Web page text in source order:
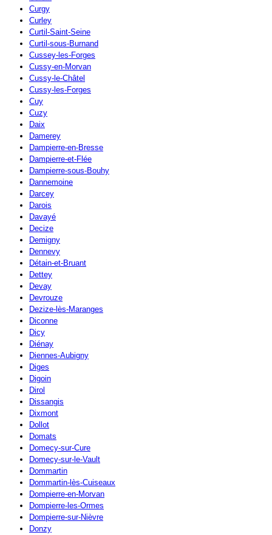
Curgy
Curley
Curtil-Saint-Seine
Curtil-sous-Burnand
Cussey-les-Forges
Cussy-en-Morvan
Cussy-le-Châtel
Cussy-les-Forges
Cuy
Cuzy
Daix
Damerey
Dampierre-en-Bresse
Dampierre-et-Flée
Dampierre-sous-Bouhy
Dannemoine
Darcey
Darois
Davayé
Decize
Demigny
Dennevy
Détain-et-Bruant
Dettey
Devay
Devrouze
Dezize-lès-Maranges
Diconne
Dicy
Diénay
Diennes-Aubigny
Diges
Digoin
Dirol
Dissangis
Dixmont
Dollot
Domats
Domecy-sur-Cure
Domecy-sur-le-Vault
Dommartin
Dommartin-lès-Cuiseaux
Dompierre-en-Morvan
Dompierre-les-Ormes
Dompierre-sur-Nièvre
Donzy